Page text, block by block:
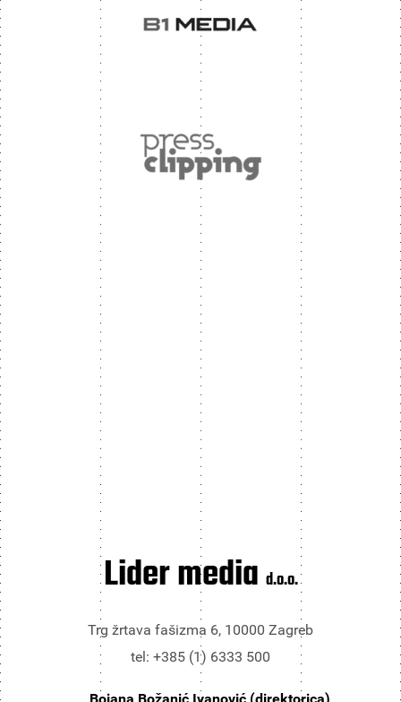
Lider media d.o.o.
Trg žrtava fašizma 6, 10000 Zagreb
tel: +385 (1) 6333 500